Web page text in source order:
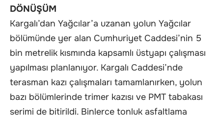
DÖNÜŞÜM
Kargalı’dan Yağcılar’a uzanan yolun Yağcılar
bölümünde yer alan Cumhuriyet Caddesi’nin 5
bin metrelik kısmında kapsamlı üstyapı çalışması
yapılması planlanıyor. Kargalı Caddesi’nde
terasman kazı çalışmaları tamamlanırken, yolun
bazı bölümlerinde trimer kazısı ve PMT tabakası
serimi de bitirildi. Binlerce tonluk asfaltlama